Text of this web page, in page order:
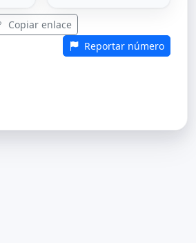
Copiar enlace
Reportar número